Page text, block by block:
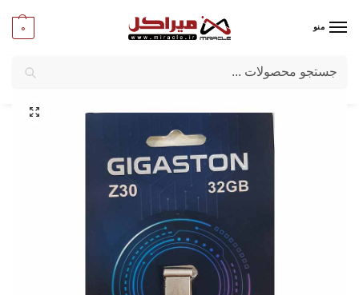
منو 0
میراکل/کامپیوتر/قطعات جانبی